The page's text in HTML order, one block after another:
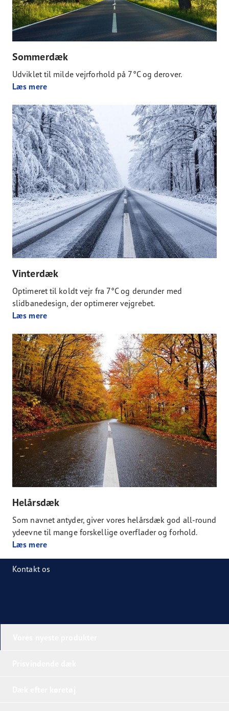
Sommerdæk
Udviklet til milde vejrforhold på 7°C og derover.
Læs mere
Vinterdæk
Optimeret til koldt vejr fra 7°C og derunder med
slidbanedesign, der optimerer vejgrebet.
Læs mere
Helårsdæk
Som navnet antyder, giver vores helårsdæk god all-round
ydeevne til mange forskellige overflader og forhold.
Læs mere
Kontakt os